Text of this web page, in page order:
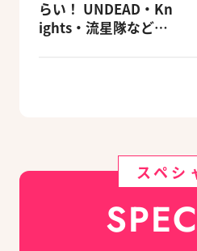
らい！ UNDEAD・Kn
ights・流星隊など、
スペシ